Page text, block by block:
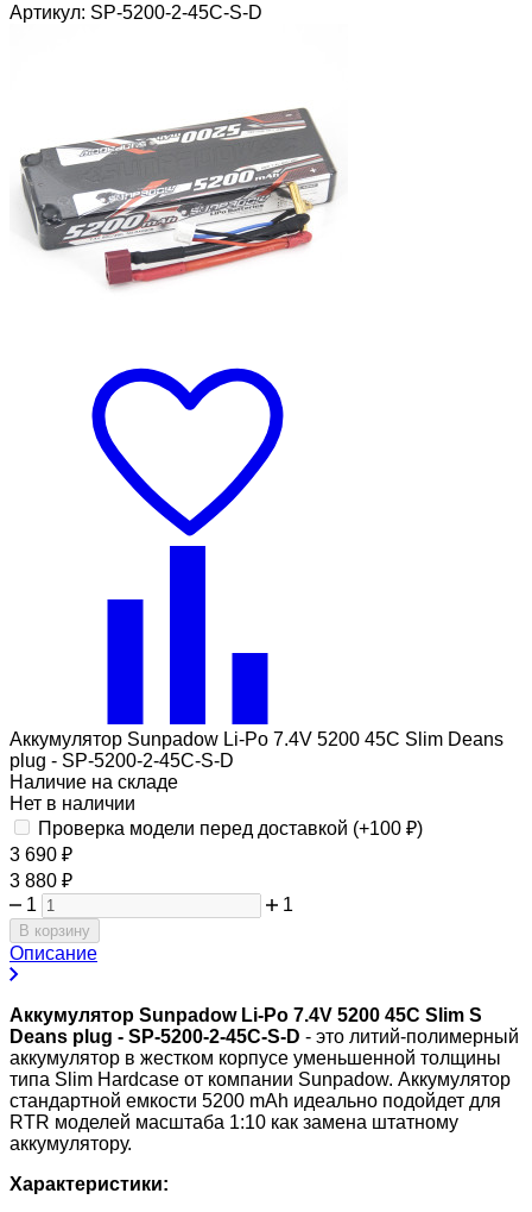
Артикул: SP-5200-2-45C-S-D
Аккумулятор Sunpadow Li-Po 7.4V 5200 45C Slim Deans
plug - SP-5200-2-45C-S-D
Наличие на складе
Нет в наличии
Проверка модели перед доставкой (+100 ₽)
3 690 ₽
3 880 ₽
1
1
В корзину
Описание
Аккумулятор Sunpadow Li-Po 7.4V 5200 45C Slim S
Deans plug - SP-5200-2-45C-S-D - это литий-полимерный
аккумулятор в жестком корпусе уменьшенной толщины
типа Slim Hardcase от компании Sunpadow. Аккумулятор
стандартной емкости 5200 mAh идеально подойдет для
RTR моделей масштаба 1:10 как замена штатному
аккумулятору.
Характеристики: